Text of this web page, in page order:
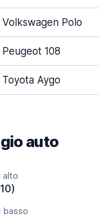
Volkswagen Polo
Peugeot 108
Toyota Aygo
auto
alto
basso